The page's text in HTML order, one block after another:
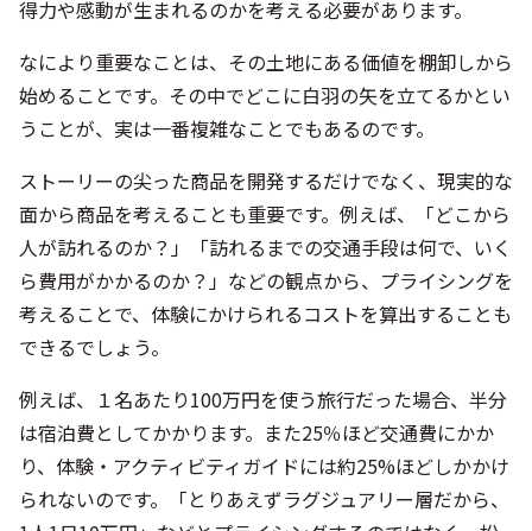
面から商品を考えることも重要です。例えば、「どこから
人が訪れるのか？」「訪れるまでの交通手段は何で、いく
ら費用がかかるのか？」などの観点から、プライシングを
考えることで、体験にかけられるコストを算出することも
できるでしょう。
例えば、１名あたり100万円を使う旅行だった場合、半分
は宿泊費としてかかります。また25％ほど交通費にかか
り、体験・アクティビティガイドには約25%ほどしかかけ
られないのです。「とりあえずラグジュアリー層だから、
1人1日10万円」などとプライシングするのではなく、松
竹梅のランクを付けながら、まずは1日1人３万円以下の
プランを考えることからはじめてみるのが良いと思いま
す。